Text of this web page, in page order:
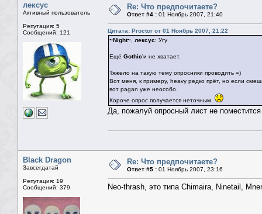
лексус
Активный пользователь
Репутация: 5
Сообщений: 121
Re: Что предпочитаете?
Ответ #4 : 01 Ноябрь 2007, 21:40
Цитата: Proctor от 01 Ноябрь 2007, 21:22
~Night~
лексус: Угу
Ещё Gothic'и не хватает.
Тяжело на такую тему опросники проводить =)
Вот меня, к примеру, heavy редко прёт, но если
вот pagan уже неособо.
Короче опрос получается неточным
Да, пожалуй опросный лист не
Black Dragon
Завсегдатай
Репутация: 19
Сообщений: 379
Re: Что предпочитаете?
Ответ #5 : 01 Ноябрь 2007, 23:16
Neo-thrash, это типа Chimaira, Ninetail,